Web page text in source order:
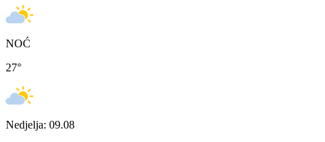
NOĆ
27°
Nedjelja: 09.08